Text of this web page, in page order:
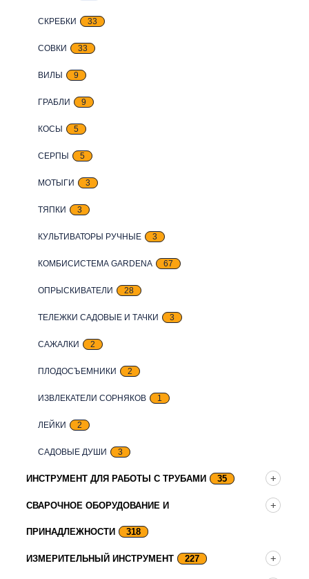
СКРЕБКИ 33
СОВКИ 33
ВИЛЫ 9
ГРАБЛИ 9
КОСЫ 5
СЕРПЫ 5
МОТЫГИ 3
ТЯПКИ 3
КУЛЬТИВАТОРЫ РУЧНЫЕ 3
КОМБИСИСТЕМА GARDENA 67
ОПРЫСКИВАТЕЛИ 28
ТЕЛЕЖКИ САДОВЫЕ И ТАЧКИ 3
САЖАЛКИ 2
ПЛОДОСЪЕМНИКИ 2
ИЗВЛЕКАТЕЛИ СОРНЯКОВ 1
ЛЕЙКИ 2
САДОВЫЕ ДУШИ 3
ИНСТРУМЕНТ ДЛЯ РАБОТЫ С ТРУБАМИ 35
СВАРОЧНОЕ ОБОРУДОВАНИЕ И
ПРИНАДЛЕЖНОСТИ 318
ИЗМЕРИТЕЛЬНЫЙ ИНСТРУМЕНТ 227